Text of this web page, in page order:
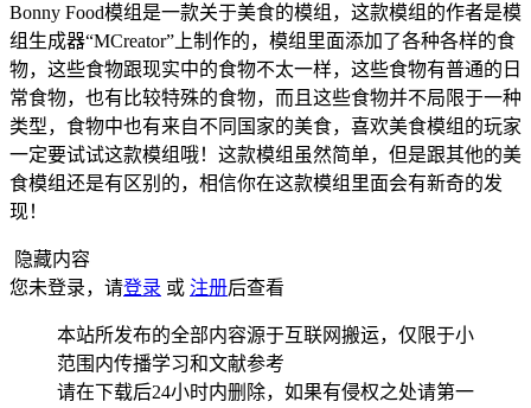
Bonny Food模组是一款关于美食的模组，这款模组的作者是模
组生成器“MCreator”上制作的，模组里面添加了各种各样的食
物，这些食物跟现实中的食物不太一样，这些食物有普通的日
常食物，也有比较特殊的食物，而且这些食物并不局限于一种
类型，食物中也有来自不同国家的美食，喜欢美食模组的玩家
一定要试试这款模组哦！这款模组虽然简单，但是跟其他的美
食模组还是有区别的，相信你在这款模组里面会有新奇的发
现！
隐藏内容
您未登录，请登录 或 注册后查看
本站所发布的全部内容源于互联网搬运，仅限于小
范围内传播学习和文献参考
请在下载后24小时内删除，如果有侵权之处请第一